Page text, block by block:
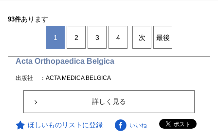
93件あります
1 2 3 4 次 最後
Acta Orthopaedica Belgica
出版社 ：ACTA MEDICA BELGICA
詳しく見る
ほしいものリストに登録 いいね